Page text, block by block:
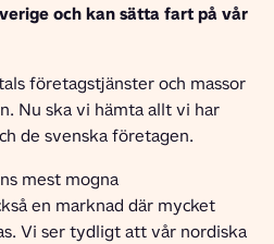
och kan sätta fart på vår
företagstjänster och massor
Nu ska vi hämta allt vi har
de svenska företagen.
mest mogna
en marknad där mycket
Vi ser tydligt att vår nordiska